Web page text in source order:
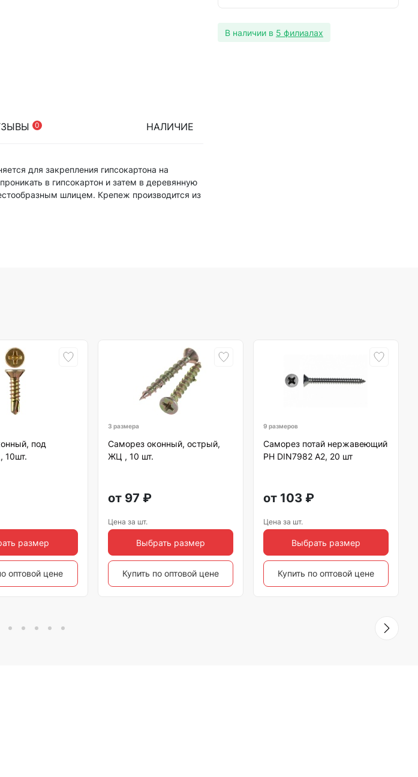
0 НАЛИЧИЕ
для закрепления гипсокартона на
в гипсокартон и затем в деревянную
шлицем. Крепеж производится из
В наличии в 5 филиалах
под
10шт.
размер
оптовой цене
3 размера
Саморез оконный, острый,
ЖЦ , 10 шт.
от 97 ₽
Цена за шт.
Выбрать размер
Купить по оптовой цене
9 размеров
Саморез потай нержавеющий
РН DIN7982 А2, 20 шт
от 103 ₽
Цена за шт.
Выбрать размер
Купить по оптовой цене